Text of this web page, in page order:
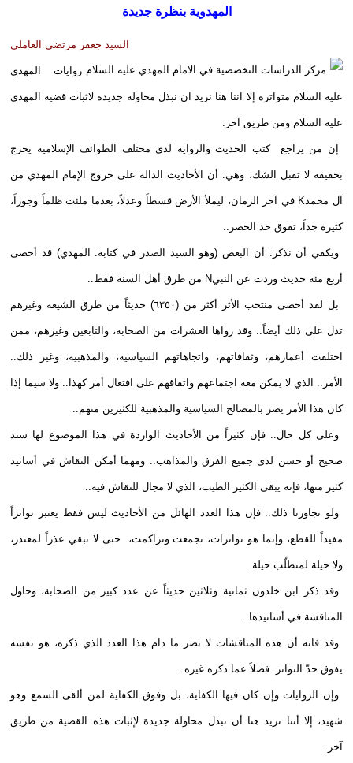
المهدوية بنظرة جديدة
السيد جعفر مرتضى العاملي
روايات المهدي
عليه السلام متواترة إلا اننا هنا نريد ان نبذل محاولة جديدة لاثبات قضية المهدي
عليه السلام ومن طريق آخر.
إن من يراجع كتب الحديث والرواية لدى مختلف الطوائف الإسلامية يخرج
بحقيقة لا تقبل الشك، وهي: أن الأحاديث الدالة على خروج الإمام المهدي من
آل محمد K في آخر الزمان، ليملأ الأرض قسطاً وعدلاً، بعدما ملئت ظلماً وجوراً،
كثيرة جداً، تفوق حد الحصر..
ويكفي أن نذكر: أن البعض (وهو السيد الصدر في كتابه: المهدي) قد أحصى
أربع مئة حديث وردت عن النبيN من طرق أهل السنة فقط..
بل لقد أحصى منتخب الأثر أكثر من (٦٣٥٠) حديثاً من طرق الشيعة وغيرهم
تدل على ذلك أيضاً.. وقد رواها العشرات من الصحابة، والتابعين وغيرهم، ممن
اختلفت أعمارهم، وثقافاتهم، واتجاهاتهم السياسية، والمذهبية، وغير ذلك..
الأمر.. الذي لا يمكن معه اجتماعهم واتفاقهم على افتعال أمر كهذا.. ولا سيما إذا
كان هذا الأمر يضر بالمصالح السياسية والمذهبية للكثيرين منهم..
وعلى كل حال.. فإن كثيراً من الأحاديث الواردة في هذا الموضوع لها سند
صحيح أو حسن لدى جميع الفرق والمذاهب.. ومهما أمكن النقاش في أسانيد
كثير منها، فإنه يبقى الكثير الطيب، الذي لا مجال للنقاش فيه..
ولو تجاوزنا ذلك.. فإن هذا العدد الهائل من الأحاديث ليس فقط يعتبر تواتراً
مفيداً للقطع، وإنما هو تواترات، تجمعت وتراكمت، حتى لا تبقي عذراً لمعتذر،
ولا حيلة لمتطلّب حيلة..
وقد ذكر ابن خلدون ثمانية وثلاثين حديثاً عن عدد كبير من الصحابة، وحاول
المناقشة في أسانيدها..
وقد فاته أن هذه المناقشات لا تضر ما دام هذا العدد الذي ذكره، هو نفسه
يفوق حدّ التواتر. فضلاً عما ذكره غيره.
وإن الروايات وإن كان فيها الكفاية، بل وفوق الكفاية لمن ألقى السمع وهو
شهيد، إلا أننا نريد هنا أن نبذل محاولة جديدة لإثبات هذه القضية من طريق
آخر..